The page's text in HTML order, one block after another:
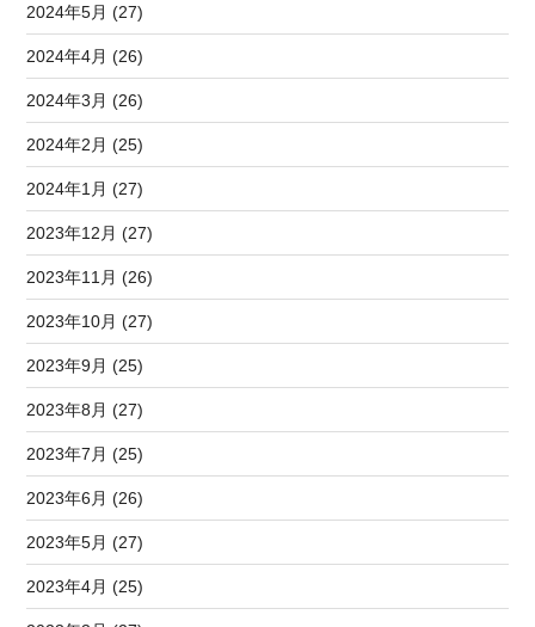
2024年5月 (27)
2024年4月 (26)
2024年3月 (26)
2024年2月 (25)
2024年1月 (27)
2023年12月 (27)
2023年11月 (26)
2023年10月 (27)
2023年9月 (25)
2023年8月 (27)
2023年7月 (25)
2023年6月 (26)
2023年5月 (27)
2023年4月 (25)